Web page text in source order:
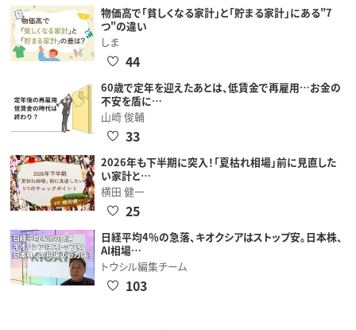
物価高で「貧しくなる家計」と「貯まる家計」にある"7
つ"の違い
しま
44
60歳で定年を迎えたあとは、低賃金で再雇用…お金の
不安を盾に…
山崎 俊輔
33
2026年も下半期に突入！「夏枯れ相場」前に見直した
い家計と…
横田 健一
25
日経平均4％の急落、キオクシアはストップ安。日本株、
AI相場…
トウシル編集チーム
103